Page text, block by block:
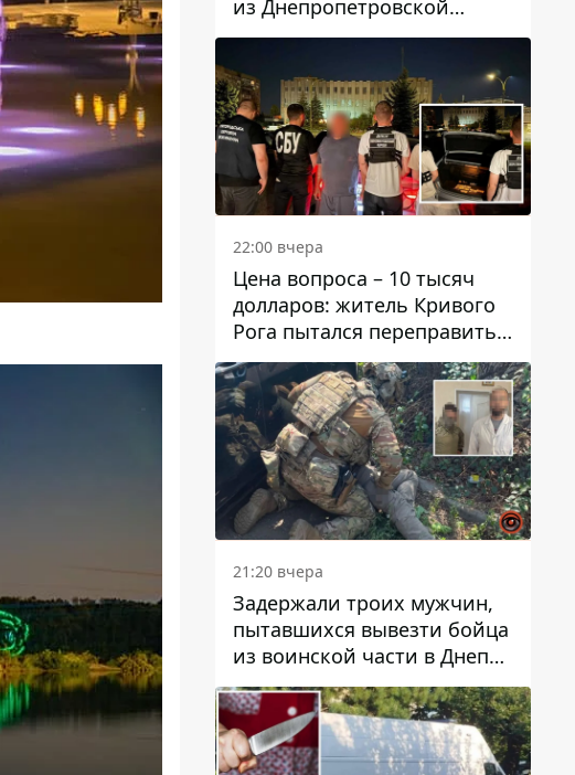
из Днепропетровской
области Юрия Свистуна
22:00 вчера
Цена вопроса – 10 тысяч
долларов: житель Кривого
Рога пытался переправить
мужчину в Словакию
21:20 вчера
Задержали троих мужчин,
пытавшихся вывезти бойца
из воинской части в Днепр
за 7 тысяч долларов: среди
них был врач